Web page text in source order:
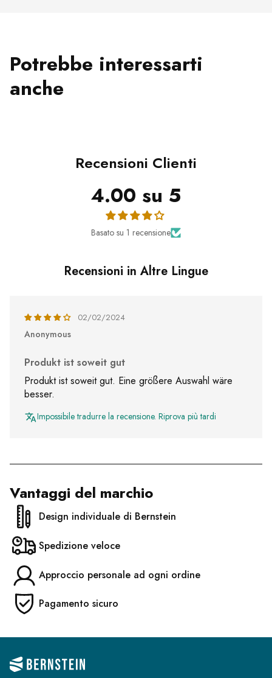
Potrebbe interessarti
anche
Recensioni Clienti
4.00 su 5
Basato su 1 recensione
Recensioni in Altre Lingue
02/02/2024
Anonymous
Produkt ist soweit gut
Produkt ist soweit gut. Eine größere Auswahl wäre
besser.
Impossibile tradurre la recensione. Riprova più tardi
Vantaggi del marchio
Design individuale di Bernstein
Spedizione veloce
Approccio personale ad ogni ordine
Pagamento sicuro